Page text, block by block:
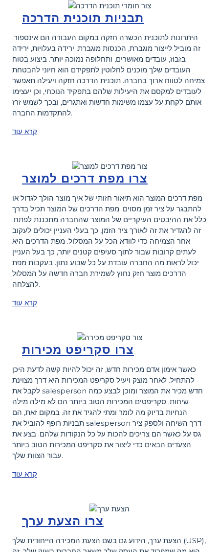
תבניות תוכנית הדרכה
היתרונות לתוכנית הכשרה חזקה במקום העבודה הם אינספור.
זה מוביל לייצור מוגברת, הכנסות מוגברת, ירידה בעלויות, ירידה
בזבוז, עובדים מאושרים, ותחלופה נמוכה יותר. ביצוע בטוח
העובדים שלך מוכנים לחלוטין לתפקידם הוא חיוני להבטחת
צמיחה לטווח ארוך בחברה. תוכנית הדרכה חזקה ויעילה תאפשר
לעובדים למקסם את היעילות שלהם בתפקיד הנוכחי, וכן יעצימו
אותם לקחת על עצמו משימות חדשות ואתגרים, ובכך לשמש זרז
להתקדמות החברה.
קרא עוד
צרו מפת דרכים למוצר
מפת דרכים המוצר הוא תיאור חזותי של איך מוצר הולך לגדול או
להתבגר על ציר זמן מסוים. מפת הדרכים של המוצר תכיל בדרך
כלל את ההיבטים העיקריים של המוצר שהחברה מתכננת לפתח.
זה להגדיר את זה לאורך ציר הזמן, כך בעלי העניין יכולים לעקוב
אחר הצמיחה כדי לוודא הכל על המסלול. מפת הדרכים היא
לעתים קרובות שבור לתוך סעיפים קטנים יותר, כך בעל העניין
יכול לראות מה החברה עובדת על כל שבוע נתון. בעקבות מפת
הדרכים מוצר חזק נחוץ לשמירת חברה חדשה על המסלול
להצלחה.
קרא עוד
צרו סקריפט מכירות
כאשר אימון אדם מכירות חדש, זה יכול להיות קשה לדעת היכן
להתחיל. לאחר מוצק ויעיל סקריפט המכירות היא דרך מצוינת
לקבל את salesperson חדש מכיר את המוצר ומוכן לבצע כמה
שיחות. סקריפטים המכירות הטוב ביותר הם לא מילה מילה
הנחיות בדיוק מה לומר ומתי להגיד את זה. במקום זאת, הם
תבניות רופף להוביל את salesperson דרך השיחה ולספק ציר
גס על כאשר הם צריכים להכות על כל הנקודות שלהם. בצע את
הצעדים הבאים כדי ליצור את סקריפט המכירות הטוב ביותר
עבור הצוות שלך.
קרא עוד
צרו הצעת ערך
הצעת ערך, הידוע גם בשם הצעת המכירה הייחודית שלך (USP),